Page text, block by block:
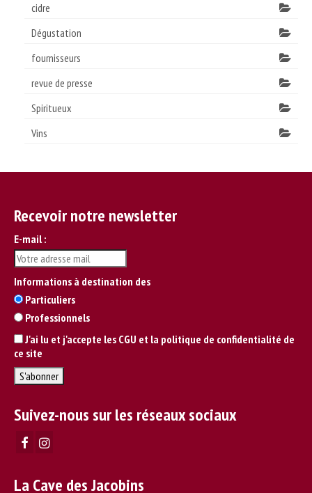
cidre
Dégustation
fournisseurs
revue de presse
Spiritueux
Vins
Recevoir notre newsletter
E-mail :
Informations à destination des
Particuliers
Professionnels
J'ai lu et j'accepte les CGU et la politique de confidentialité de
ce site
Suivez-nous sur les réseaux sociaux
La Cave des Jacobins